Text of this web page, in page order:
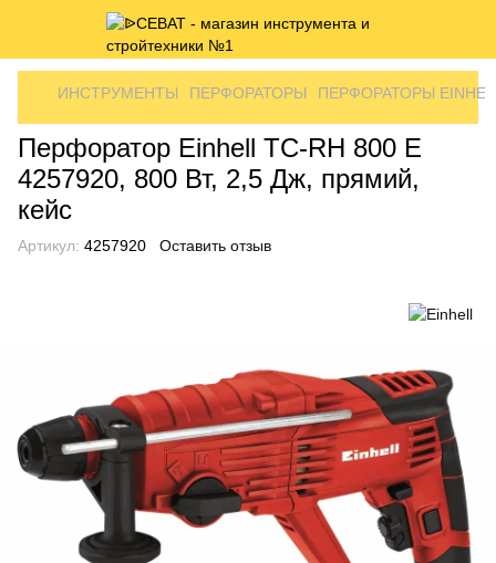
ИНСТРУМЕНТЫ ПЕРФОРАТОРЫ ПЕРФОРАТОРЫ
Перфоратор Einhell TC-RH 800 E
4257920, 800 Вт, 2,5 Дж, прямий,
кейс
Артикул: 4257920 Оставить отзыв